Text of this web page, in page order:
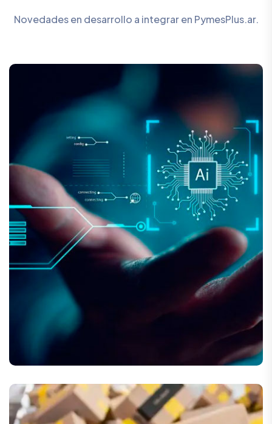
Novedades en desarrollo a integrar en PymesPlus.ar.